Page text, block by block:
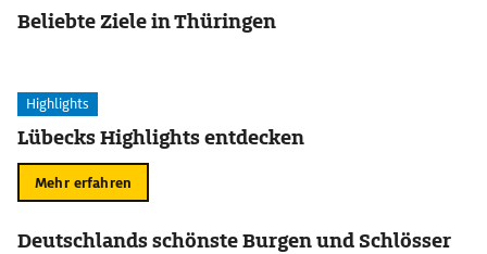
Beliebte Ziele in Thüringen
Highlights
Lübecks Highlights entdecken
Mehr erfahren
Deutschlands schönste Burgen und Schlösser